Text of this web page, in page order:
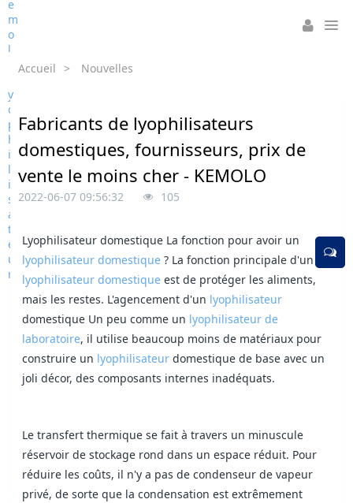
Accueil > Nouvelles
Fabricants de lyophilisateurs
domestiques, fournisseurs, prix de
vente le moins cher - KEMOLO
2022-06-07 09:56:32 105
Lyophilisateur domestique La fonction pour avoir un
lyophilisateur domestique ? La fonction principale d'un
lyophilisateur domestique est de protéger les aliments,
mais les restes. L'agencement d'un lyophilisateur
domestique Un peu comme un lyophilisateur de
laboratoire, il utilise beaucoup moins de matériaux pour
construire un lyophilisateur domestique de base avec un
joli décor, des composants internes inadéquats.
Le transfert thermique se fait à travers un minuscule
réservoir de stockage rond dans un espace réduit. Pour
réduire les coûts, il n'y a pas de condenseur de vapeur
privé, de sorte que la condensation est extrêmement